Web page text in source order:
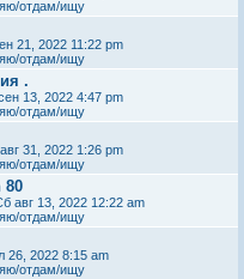
отдам/ищу
21, 2022 11:22 pm
отдам/ищу
.
13, 2022 4:47 pm
отдам/ищу
31, 2022 1:26 pm
отдам/ищу
80
авг 13, 2022 12:22 am
отдам/ищу
26, 2022 8:15 am
отдам/ищу